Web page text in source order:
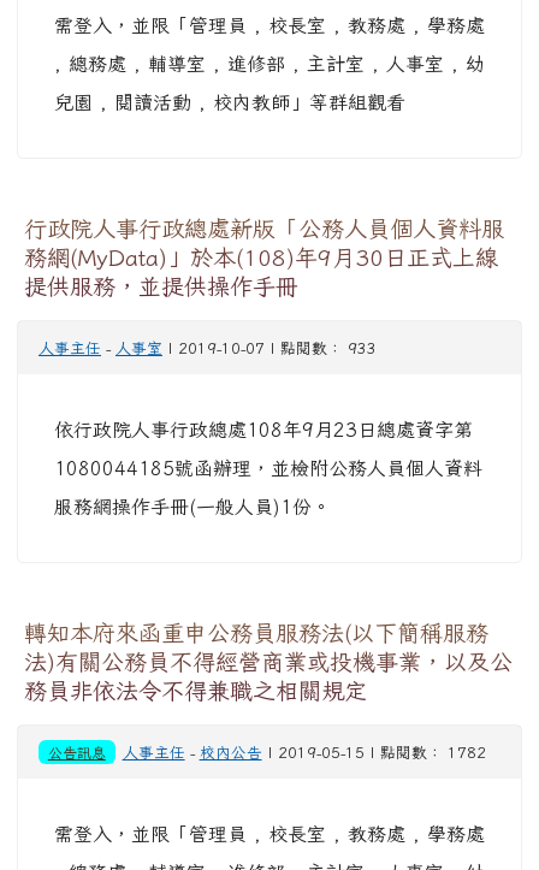
需登入，並限「管理員 , 校長室 , 教務處 , 學務處
, 總務處 , 輔導室 , 進修部 , 主計室 , 人事室 , 幼
兒園 , 閱讀活動 , 校內教師」等群組觀看
行政院人事行政總處新版「公務人員個人資料服
務網(MyData)」於本(108)年9月30日正式上線
提供服務，並提供操作手冊
人事主任 - 人事室 | 2019-10-07 | 點閱數： 933
依行政院人事行政總處108年9月23日總處資字第
1080044185號函辦理，並檢附公務人員個人資料
服務網操作手冊(一般人員)1份。
轉知本府來函重申公務員服務法(以下簡稱服務
法)有關公務員不得經營商業或投機事業，以及公
務員非依法令不得兼職之相關規定
公告訊息 人事主任 - 校內公告 | 2019-05-15 | 點閱數： 1782
需登入，並限「管理員 , 校長室 , 教務處 , 學務處